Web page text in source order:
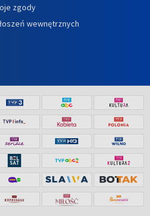
zgody
wewnętrznych